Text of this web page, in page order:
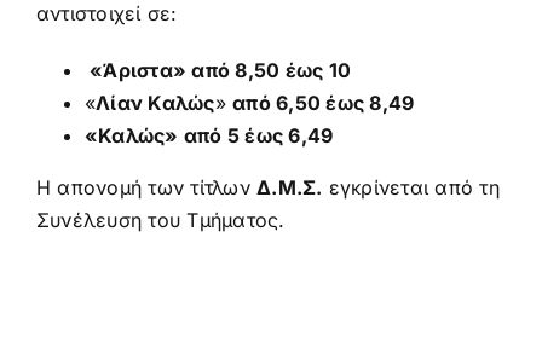
αντιστοιχεί σε:
«Άριστα» από 8,50 έως 10
«Λίαν Καλώς»από 6,50 έως 8,49
«Καλώς» από 5 έως 6,49
Η απονομή των τίτλωνΔ.Μ.Σ. εγκρίνεται από τη
Συνέλευση του Τμήματος.